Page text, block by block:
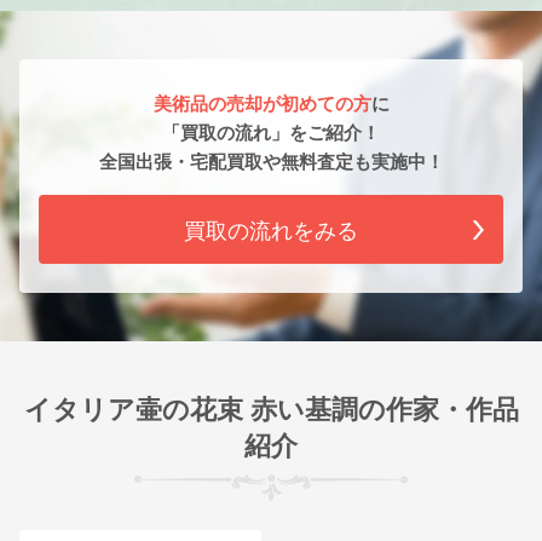
美術品の売却が初めての方に
「買取の流れ」をご紹介！
全国出張・宅配買取や無料査定も実施中！
買取の流れをみる
イタリア壷の花束 赤い基調の作家・作品
紹介